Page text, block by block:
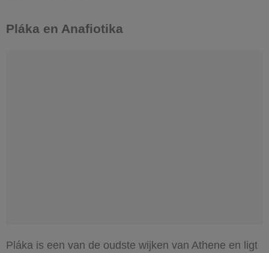
Pláka en Anafiotika
Pláka is een van de oudste wijken van Athene en ligt